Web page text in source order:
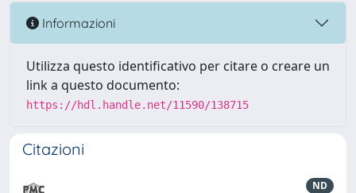
Informazioni
Utilizza questo identificativo per citare o creare un
link a questo documento:
https://hdl.handle.net/11590/138715
Citazioni
ND